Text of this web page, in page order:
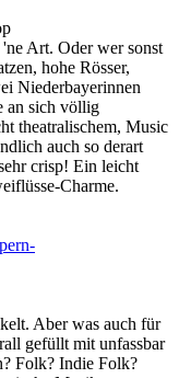
Art. Oder wer sonst
hohe Rösser,
Niederbayerinnen
an sich völlig
theatralischem, Music
auch so derart
crisp! Ein leicht
Charme.
Aber was auch für
gefüllt mit unfassbar
Folk? Indie Folk?